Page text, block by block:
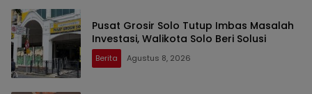
Pusat Grosir Solo Tutup Imbas Masalah
Investasi, Walikota Solo Beri Solusi
Berita Agustus 8, 2026